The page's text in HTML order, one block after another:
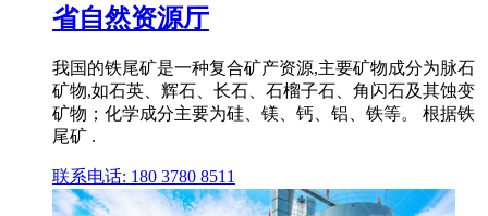
省自然资源厅
我国的铁尾矿是一种复合矿产资源,主要矿物成分为脉石
矿物,如石英、辉石、长石、石榴子石、角闪石及其蚀变
矿物；化学成分主要为硅、镁、钙、铝、铁等。 根据铁
尾矿 .
联系电话: 180 3780 8511